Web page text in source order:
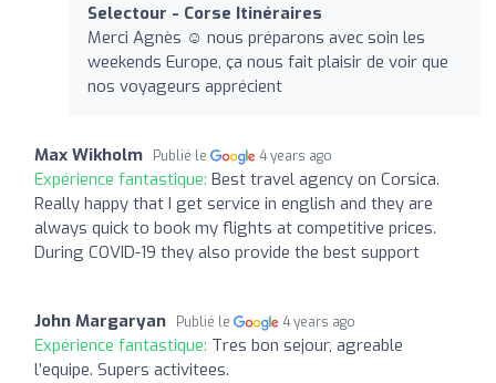
Selectour - Corse Itinéraires
Merci Agnès ☺️ nous préparons avec soin les
weekends Europe, ça nous fait plaisir de voir que
nos voyageurs apprécient
Max Wikholm Publié le 4 years ago
Expérience fantastique: Best travel agency on Corsica.
Really happy that I get service in english and they are
always quick to book my flights at competitive prices.
During COVID-19 they also provide the best support
John Margaryan Publié le 4 years ago
Expérience fantastique: Tres bon sejour, agreable
l’equipe. Supers activitees.